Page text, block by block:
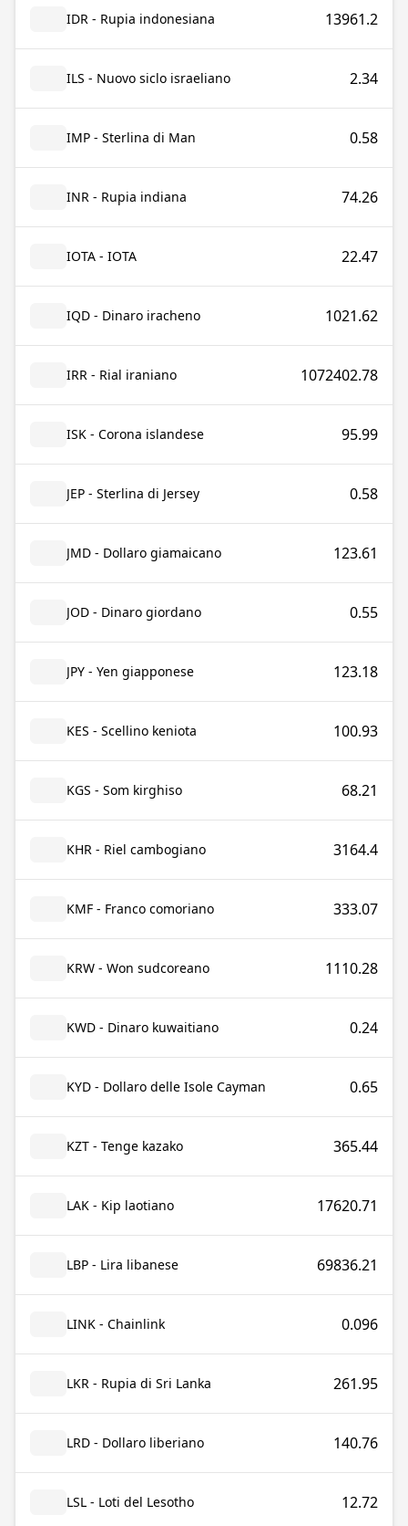
IDR - Rupia indonesiana 13961.2
ILS - Nuovo siclo israeliano 2.34
IMP - Sterlina di Man 0.58
INR - Rupia indiana 74.26
IOTA - IOTA 22.47
IQD - Dinaro iracheno 1021.62
IRR - Rial iraniano 1072402.78
ISK - Corona islandese 95.99
JEP - Sterlina di Jersey 0.58
JMD - Dollaro giamaicano 123.61
JOD - Dinaro giordano 0.55
JPY - Yen giapponese 123.18
KES - Scellino keniota 100.93
KGS - Som kirghiso 68.21
KHR - Riel cambogiano 3164.4
KMF - Franco comoriano 333.07
KRW - Won sudcoreano 1110.28
KWD - Dinaro kuwaitiano 0.24
KYD - Dollaro delle Isole Cayman 0.65
KZT - Tenge kazako 365.44
LAK - Kip laotiano 17620.71
LBP - Lira libanese 69836.21
LINK - Chainlink 0.096
LKR - Rupia di Sri Lanka 261.95
LRD - Dollaro liberiano 140.76
LSL - Loti del Lesotho 12.72